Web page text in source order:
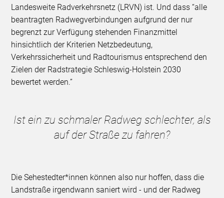
Landesweite Radverkehrsnetz (LRVN) ist. Und dass “alle
beantragten Radwegverbindungen aufgrund der nur
begrenzt zur Verfügung stehenden Finanzmittel
hinsichtlich der Kriterien Netzbedeutung,
Verkehrssicherheit und Radtourismus entsprechend den
Zielen der Radstrategie Schleswig-Holstein 2030
bewertet werden.”
Ist ein zu schmaler Radweg schlechter, als
auf der Straße zu fahren?
Die Sehestedter*innen können also nur hoffen, dass die
Landstraße irgendwann saniert wird - und der Radweg